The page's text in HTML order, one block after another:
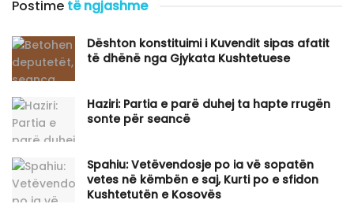
Postime të ngjashme
Dështon konstituimi i Kuvendit sipas afatit
të dhënë nga Gjykata Kushtetuese
Haziri: Partia e parë duhej ta hapte rrugën
sonte për seancë
Spahiu: Vetëvendosje po ia vë sopatën
vetes në këmbën e saj, Kurti po e sfidon
Kushtetutën e Kosovës